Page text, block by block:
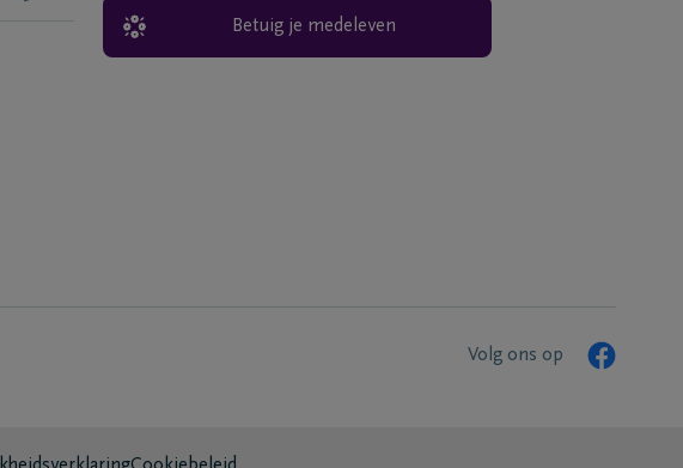
Betuig je medeleven
Volg ons op